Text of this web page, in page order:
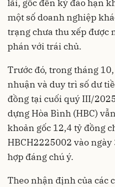
lãi, gốc đến kỳ đáo hạn
một số doanh nghiệp
trạng chưa thu xếp được
phán với trái chủ.
Trước đó, trong tháng
nhuận và duy trì số dư
đồng tại cuối quý III/
dựng Hòa Bình (HBC)
khoản gốc 12,4 tỷ đồng
HBCH2225002 vào
hợp đáng chú ý.
Theo nhận định của các